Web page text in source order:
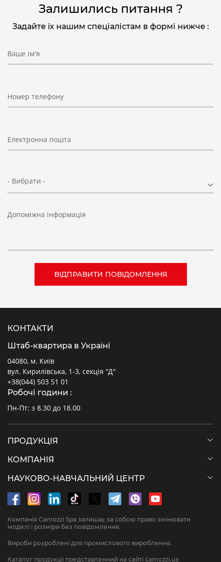
Залишились питання ?
Задайте їх нашим спеціалістам в формі нижче :
Ваше ім'я
Номер телефону
Електронна пошта
- Вибрати -
Допоміжна інформація
КОНТАКТИ
Штаб-квартира в Україні
04080, м. Київ
вул. Кирилівська, 1-3, секція "Д"
+38(044) 503 51 01
Робочі години :
Пн-Пт: з 8.30 до 18.00
ПРОДУКЦІЯ
КОМПАНІЯ
НАУКОВО-НАВЧАЛЬНИЙ ЦЕНТР
Компанія Camozzi Spa залишає за собою право змінювати
моделі і розміри без повідомлення.
Вироби розроблені для промислового вироблення.
Каталог продукції представленний на сайті camozzi.ua